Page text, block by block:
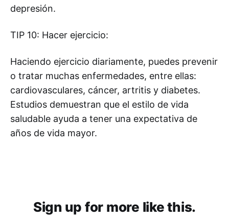
depresión.
TIP 10: Hacer ejercicio:
Haciendo ejercicio diariamente, puedes prevenir
o tratar muchas enfermedades, entre ellas:
cardiovasculares, cáncer, artritis y diabetes.
Estudios demuestran que el estilo de vida
saludable ayuda a tener una expectativa de
años de vida mayor.
Sign up for more like this.